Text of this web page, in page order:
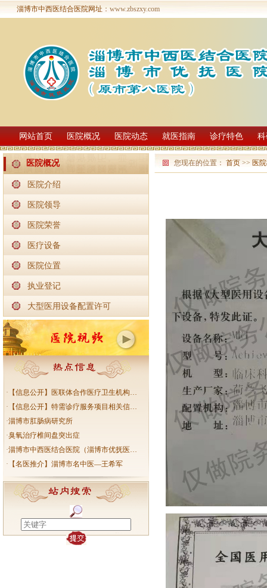
淄博市中西医结合医院网址 ：www.zbszxy.com
网站首页 医院概况 医院动态 就医指南 诊疗特色
医院概况
医院介绍
医院领导
医院荣誉
医疗设备
医院位置
执业登记
大型医用设备配置许可
· 【信息公开】医联体合作医疗卫生机构…
· 【信息公开】特需诊疗服务项目相关信…
·淄博市肛肠病研究所
·臭氧治疗椎间盘突出症
·淄博市中西医结合医院（淄博市优抚医…
· 【名医推介】淄博市名中医—王希军
您现在的位置： 首页 >> 医